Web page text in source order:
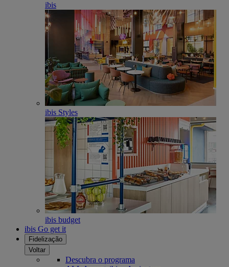
ibis
ibis Styles
ibis budget
ibis Go get it
Fidelização
Voltar
Descubra o programa